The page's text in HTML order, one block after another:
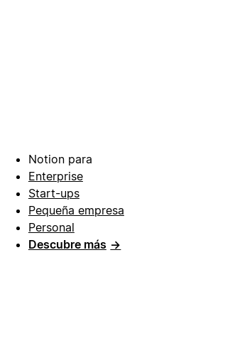
Notion para
Enterprise
Start-ups
Pequeña empresa
Personal
Descubre más →